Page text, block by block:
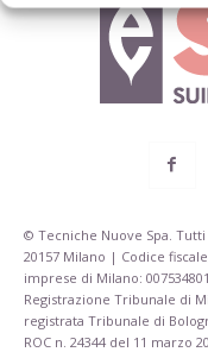
© Tecniche Nuove Spa.
20157 Milano | Codice
imprese di Milano:
Registrazione Tribunale di
registrata Tribunale di
ROC n. 24344 del 11 marzo